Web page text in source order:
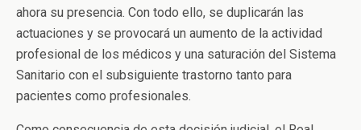
ahora su presencia. Con todo ello, se duplicarán las
actuaciones y se provocará un aumento de la actividad
profesional de los médicos y una saturación del Sistema
Sanitario con el subsiguiente trastorno tanto para
pacientes como profesionales.